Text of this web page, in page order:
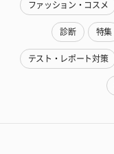
ファッション・コスメ
診断 特集
テスト・レポート対策